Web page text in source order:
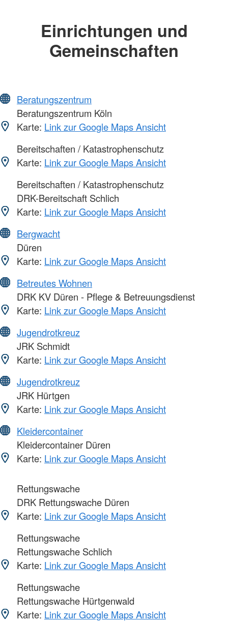
Einrichtungen und
Gemeinschaften
Beratungszentrum
Beratungszentrum Köln
Karte: Link zur Google Maps Ansicht
Bereitschaften / Katastrophenschutz
Karte: Link zur Google Maps Ansicht
Bereitschaften / Katastrophenschutz
DRK-Bereitschaft Schlich
Karte: Link zur Google Maps Ansicht
Bergwacht
Düren
Karte: Link zur Google Maps Ansicht
Betreutes Wohnen
DRK KV Düren - Pflege & Betreuungsdienst
Karte: Link zur Google Maps Ansicht
Jugendrotkreuz
JRK Schmidt
Karte: Link zur Google Maps Ansicht
Jugendrotkreuz
JRK Hürtgen
Karte: Link zur Google Maps Ansicht
Kleidercontainer
Kleidercontainer Düren
Karte: Link zur Google Maps Ansicht
Rettungswache
DRK Rettungswache Düren
Karte: Link zur Google Maps Ansicht
Rettungswache
Rettungswache Schlich
Karte: Link zur Google Maps Ansicht
Rettungswache
Rettungswache Hürtgenwald
Karte: Link zur Google Maps Ansicht